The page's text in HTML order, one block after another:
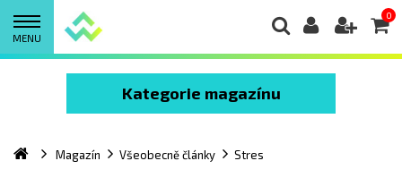
MENU
0
Kategorie magazínu
Magazín Všeobecně články Stres